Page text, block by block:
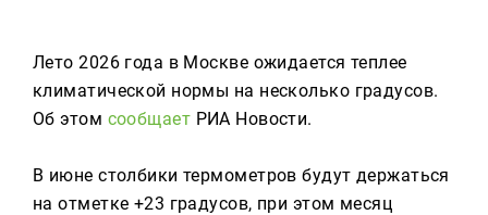
+7 (843) 570−50−00
reception@tnvtv.ru
Лето 2026 года в Москве ожидается теплее
климатической нормы на несколько градусов.
Об этом сообщает РИА Новости.
В июне столбики термометров будут держаться
на отметке +23 градусов, при этом месяц